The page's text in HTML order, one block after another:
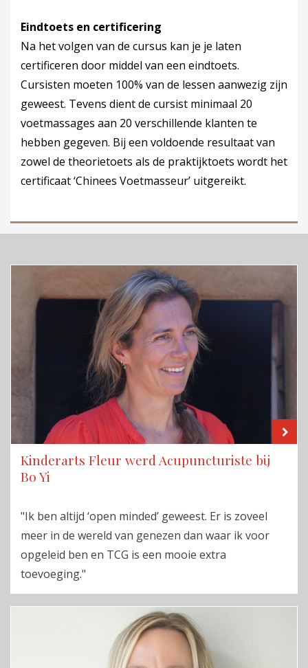
Eindtoets en certificering
Na het volgen van de cursus kan je je laten
certificeren door middel van een eindtoets.
Cursisten moeten 100% van de lessen aanwezig zijn
geweest. Tevens dient de cursist minimaal 20
voetmassages aan 20 verschillende klanten te
hebben gegeven. Bij een voldoende resultaat van
zowel de theorietoets als de praktijktoets wordt het
certificaat ‘Chinees Voetmasseur’ uitgereikt.
Kinderarts Fleur werd Acupuncturiste bij
Bo Yi
"Ik ben altijd ‘open minded’ geweest. Er is zoveel
meer in de wereld van genezen dan waar ik voor
opgeleid ben en TCG is een mooie extra
toevoeging."